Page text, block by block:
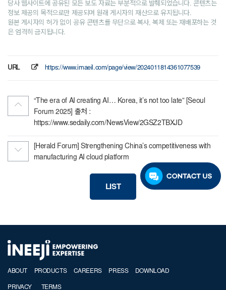
당사 웹사이트에 공유된 모든 보도 자료는 부분적으로 발췌되었습니다. 콘텐츠는
정보 제공의 목적으로만 제공되며 원래 게시자의 재산으로 유지됩니다.
원본 게시자의 허가 없이 공유 콘텐츠를 무단으로 복사, 복제 또는 재배포하는 것
은 엄격히 금지됩니다.
URL https://www.imaeil.com/page/view/2024011814361077539
“The era of AI creating AI… Korea, it’s not too late” [Seoul
Forum 2025] 출처 :
https://www.sedaily.com/NewsView/2GSZ2TBXJD
[Herald Forum] Strengthening China’s competitiveness with
manufacturing AI cloud platform
LIST
ABOUT PRODUCTS CAREERS PRESS DOWNLOAD
PRIVACY TERMS